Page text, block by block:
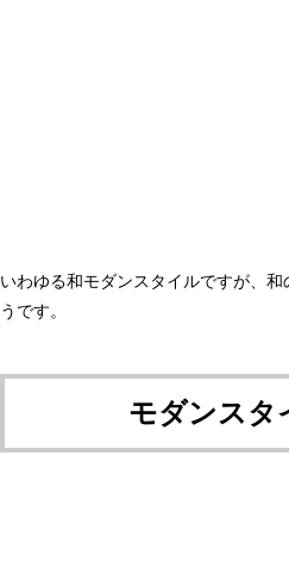
いわゆる和モダンスタイルですが、和
うです。
モダンスタ